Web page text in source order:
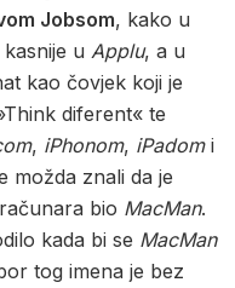
Jobsom, kako u
u Applu, a u
kao čovjek koji je
diferent« te
, iPhonom, iPadomi
možda znali da je
bio MacMan.
kada bi se MacMan
tog imena je bez